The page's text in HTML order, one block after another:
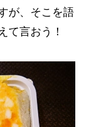
が、そこを語
て言おう！